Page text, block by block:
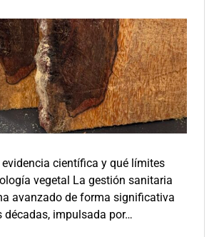
científica y qué límites
vegetal La gestión sanitaria
avanzado de forma significativa
décadas, impulsada por…